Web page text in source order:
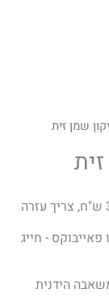
שמן זית
משלוח חינם מעל קניה של 300 ש"ח, צריך עזרה
- חייג
הידנית